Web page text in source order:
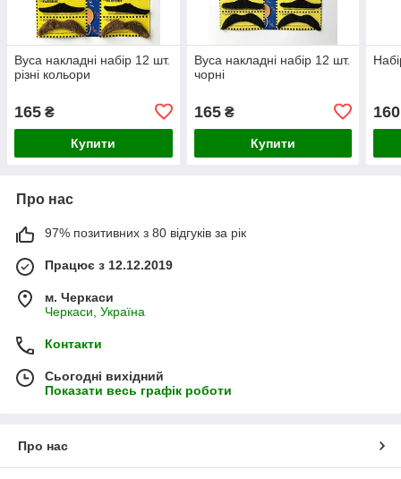
Вуса накладні набір 12 шт.
різні кольори
165 ₴
Купити
Вуса накладні набір 12 шт.
чорні
165₴
Купити
160
Про нас
97% позитивних з 80 відгуків за рік
Працює з 12.12.2019
м. Черкаси
Черкаси, Україна
Контакти
Сьогодні вихідний
Показати весь графік роботи
Про нас